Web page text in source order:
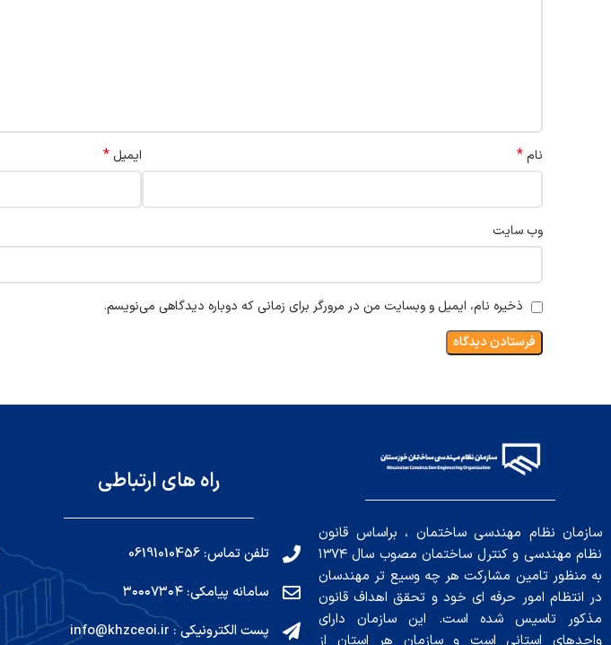
نام* ایمیل *
وب‌ سایت
ذخیره نام، ایمیل و وبسایت من در مرورگر برای زمانی که دوباره دیدگاهی می‌نویسم.
سازمان نظام مهندسی ساختمان ، براساس قانون
نظام مهندسی و کنترل ساختمان مصوب سال ۱۳۷۴
به منظور تامین مشارکت هر چه وسیع تر مهندسان
در انتظام امور حرفه ای خود و تحقق اهداف قانون
مذکور تاسیس شده است. این سازمان دارای
واحدهای استانی است و سازمان هر استان از
راه های ارتباطی
تلفن تماس: 06191010456
سامانه پیامکی: ۳۰۰۰۷۳۰۴
پست الکترونیکی : info@khzceoi.ir